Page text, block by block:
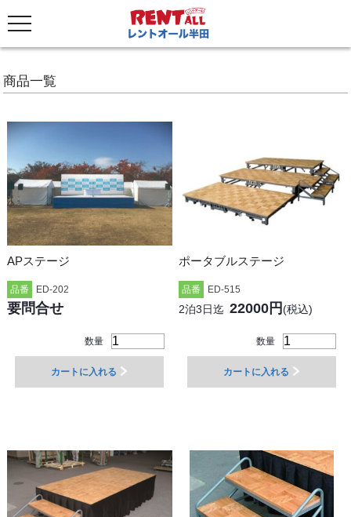
商品一覧
APステージ
品番 ED-202
要問合せ
数量
カートに入れる
ポータブルステージ
品番 ED-515
2泊3日迄 22000円 (税込)
数量
カートに入れる